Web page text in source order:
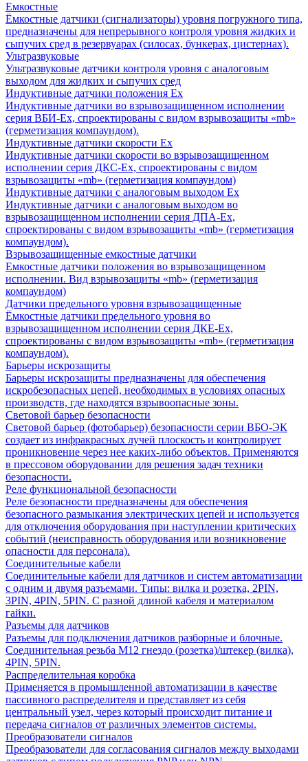
Емкостные
Ёмкостные датчики (сигнализаторы) уровня погружного типа,
предназначены для непрерывного контроля уровня жидких и
сыпучих сред в резервуарах (силосах, бункерах, цистернах).
Ультразвуковые
Ультразвуковые датчики контроля уровня с аналоговым
выходом для жидких и сыпучих сред
Индуктивные датчики положения Ех
Индуктивные датчики во взрывозащищенном исполнении
серия ВБИ-Ех, спроектированы с видом взрывозащиты «mb»
(герметизация компаундом).
Индуктивные датчики скорости Ех
Индуктивные датчики скорости во взрывозащищенном
исполнении серия ДКС-Ех, спроектированы с видом
взрывозащиты «mb» (герметизация компаундом)
Индуктивные датчики с аналоговым выходом Ех
Индуктивные датчики с аналоговым выходом во
взрывозащищенном исполнении серия ДПА-Ех,
спроектированы с видом взрывозащиты «mb» (герметизация
компаундом).
Взрывозащищенные емкостные датчики
Емкостные датчики положения во взрывозащищенном
исполнении. Вид взрывозащиты «mb» (герметизация
компаундом)
Датчики предельного уровня взрывозащищенные
Ёмкостные датчики предельного уровня во
взрывозащищенном исполнении серия ДКЕ-Ех,
спроектированы с видом взрывозащиты «mb» (герметизация
компаундом).
Барьеры искрозащиты
Барьеры искрозащиты предназначены для обеспечения
искробезопасных цепей, необходимых в условиях опасных
производств, где находятся взрывоопасные зоны.
Световой барьер безопасности
Световой барьер (фотобарьер) безопасности серии ВБО-ЭК
создает из инфракрасных лучей плоскость и контролирует
проникновение через нее каких-либо объектов. Применяются
в прессовом оборудовании для решения задач техники
безопасности.
Реле функциональной безопасности
Реле безопасности предназначены для обеспечения
безопасного размыкания электрических цепей и используется
для отключения оборудования при наступлении критических
событий (неисправность оборудования или возникновение
опасности для персонала).
Соединительные кабели
Соединительные кабели для датчиков и систем автоматизации
с одним и двумя разъемами. Типы: вилка и розетка, 2PIN,
3PIN, 4PIN, 5PIN. С разной длиной кабеля и материалом
гайки.
Разъемы для датчиков
Разъемы для подключения датчиков разборные и блочные.
Соединительная резьба М12 гнездо (розетка)/штекер (вилка),
4PIN, 5PIN.
Распределительная коробка
Применяется в промышленной автоматизации в качестве
пассивного распределителя и представляет из себя
центральный узел, через который происходит питание и
передача сигналов от различных элементов системы.
Преобразователи сигналов
Преобразователи для согласования сигналов между выходами